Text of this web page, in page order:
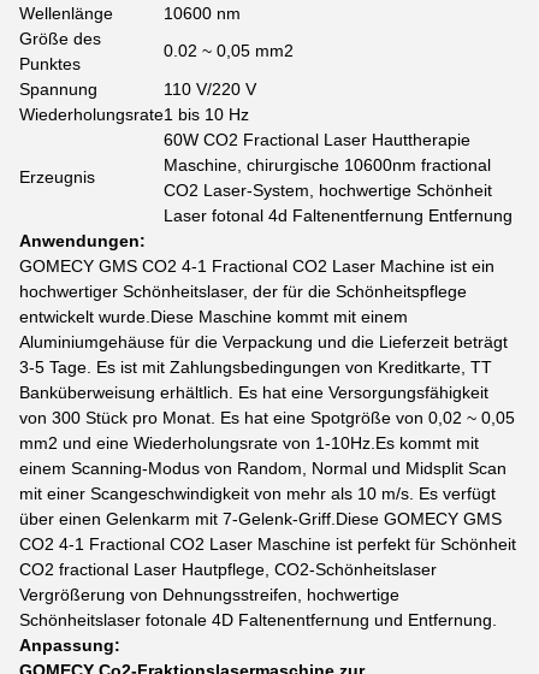
Wellenlänge
10600 nm
Größe des
Punktes
0.02 ~ 0,05 mm2
Spannung
110 V/220 V
Wiederholungsrate1 bis 10 Hz
Erzeugnis
60W CO2 Fractional Laser Hauttherapie
Maschine, chirurgische 10600nm fractional
CO2 Laser-System, hochwertige Schönheit
Laser fotonal 4d Faltenentfernung Entfernung
Anwendungen:
GOMECY GMS CO2 4-1 Fractional CO2 Laser Machine ist ein
hochwertiger Schönheitslaser, der für die Schönheitspflege
entwickelt wurde.Diese Maschine kommt mit einem
Aluminiumgehäuse für die Verpackung und die Lieferzeit beträgt
3-5 Tage. Es ist mit Zahlungsbedingungen von Kreditkarte, TT
Banküberweisung erhältlich. Es hat eine Versorgungsfähigkeit
von 300 Stück pro Monat. Es hat eine Spotgröße von 0,02 ~ 0,05
mm2 und eine Wiederholungsrate von 1-10Hz.Es kommt mit
einem Scanning-Modus von Random, Normal und Midsplit Scan
mit einer Scangeschwindigkeit von mehr als 10 m/s. Es verfügt
über einen Gelenkarm mit 7-Gelenk-Griff.Diese GOMECY GMS
CO2 4-1 Fractional CO2 Laser Maschine ist perfekt für Schönheit
CO2 fractional Laser Hautpflege, CO2-Schönheitslaser
Vergrößerung von Dehnungsstreifen, hochwertige
Schönheitslaser fotonale 4D Faltenentfernung und Entfernung.
Anpassung: